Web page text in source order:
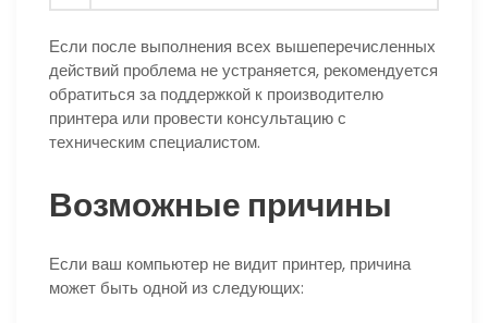
Если после выполнения всех вышеперечисленных
действий проблема не устраняется, рекомендуется
обратиться за поддержкой к производителю
принтера или провести консультацию с
техническим специалистом.
Возможные причины
Если ваш компьютер не видит принтер, причина
может быть одной из следующих: